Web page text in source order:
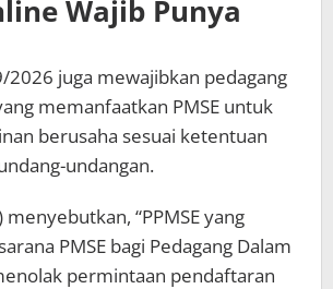
Wajib Punya
2026 juga mewajibkan pedagang
memanfaatkan PMSE untuk
berusaha sesuai ketentuan
undangan.
menyebutkan, “PPMSE yang
PMSE bagi Pedagang Dalam
permintaan pendaftaran